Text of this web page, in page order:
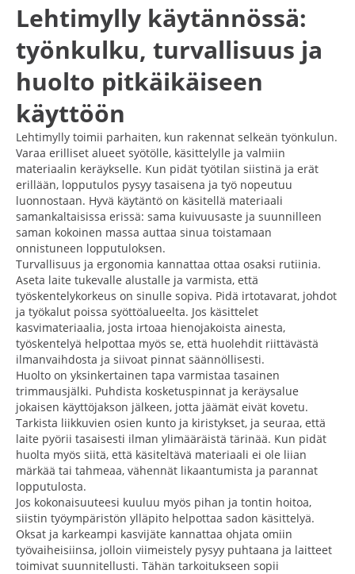
Lehtimylly käytännössä:
työnkulku, turvallisuus ja
huolto pitkäikäiseen
käyttöön
Lehtimylly toimii parhaiten, kun rakennat selkeän työnkulun.
Varaa erilliset alueet syötölle, käsittelylle ja valmiin
materiaalin keräykselle. Kun pidät työtilan siistinä ja erät
erillään, lopputulos pysyy tasaisena ja työ nopeutuu
luonnostaan. Hyvä käytäntö on käsitellä materiaali
samankaltaisissa erissä: sama kuivuusaste ja suunnilleen
saman kokoinen massa auttaa sinua toistamaan
onnistuneen lopputuloksen.
Turvallisuus ja ergonomia kannattaa ottaa osaksi rutiinia.
Aseta laite tukevalle alustalle ja varmista, että
työskentelykorkeus on sinulle sopiva. Pidä irtotavarat, johdot
ja työkalut poissa syöttöalueelta. Jos käsittelet
kasvimateriaalia, josta irtoaa hienojakoista ainesta,
työskentelyä helpottaa myös se, että huolehdit riittävästä
ilmanvaihdosta ja siivoat pinnat säännöllisesti.
Huolto on yksinkertainen tapa varmistaa tasainen
trimmausjälki. Puhdista kosketuspinnat ja keräysalue
jokaisen käyttöjakson jälkeen, jotta jäämät eivät kovetu.
Tarkista liikkuvien osien kunto ja kiristykset, ja seuraa, että
laite pyörii tasaisesti ilman ylimääräistä tärinää. Kun pidät
huolta myös siitä, että käsiteltävä materiaali ei ole liian
märkää tai tahmeaa, vähennät likaantumista ja parannat
lopputulosta.
Jos kokonaisuuteesi kuuluu myös pihan ja tontin hoitoa,
siistin työympäristön ylläpito helpottaa sadon käsittelyä.
Oksat ja karkeampi kasvijäte kannattaa ohjata omiin
työvaiheisiinsa, jolloin viimeistely pysyy puhtaana ja laitteet
toimivat suunnitellusti. Tähän tarkoitukseen sopii